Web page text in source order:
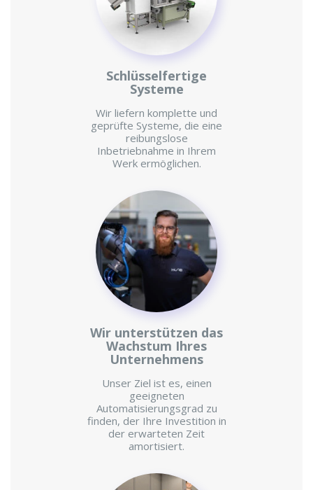
Schlüsselfertige
Systeme
Wir liefern komplette und
geprüfte Systeme, die eine
reibungslose
Inbetriebnahme in Ihrem
Werk ermöglichen.
Wir unterstützen das
Wachstum Ihres
Unternehmens
Unser Ziel ist es, einen
geeigneten
Automatisierungsgrad zu
finden, der Ihre Investition in
der erwarteten Zeit
amortisiert.